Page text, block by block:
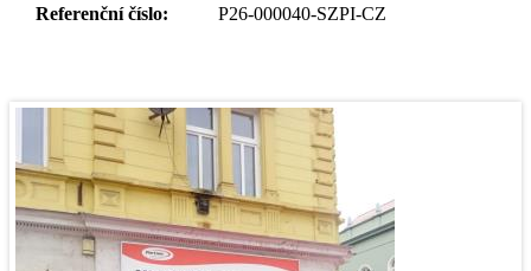
Referenční číslo:
P26-000040-SZPI-CZ